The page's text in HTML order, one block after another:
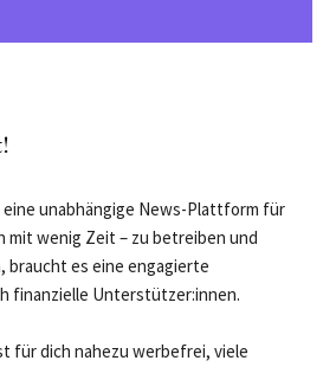
eine unabhängige News-Plattform für
mit wenig Zeit – zu betreiben und
es eine engagierte
finanzielle Unterstützer:innen.
für dich nahezu werbefrei, viele